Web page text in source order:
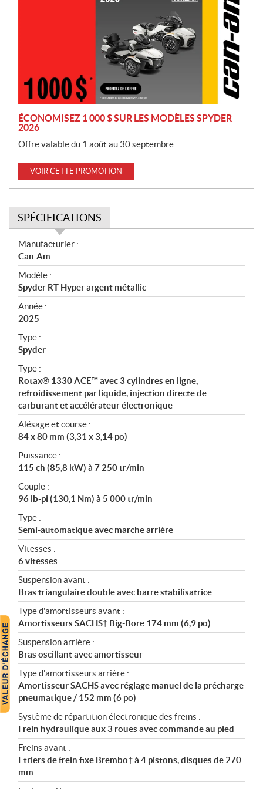
n
ÉCONOMISEZ 1 000 $ SUR LES MODÈLES SPYDER
2026
Offre valable du 1 août au 30 septembre.
VOIR CETTE PROMOTION
SPÉCIFICATIONS
S
p
é
c
i
f
i
c
a
t
i
o
n
s
Manufacturier :
Can-Am
Modèle :
Spyder RT Hyper argent métallic
Année :
2025
Type :
Spyder
Type :
Rotax® 1330 ACE™ avec 3 cylindres en ligne,
refroidissement par liquide, injection directe de
carburant et accélérateur électronique
Alésage et course :
84 x 80 mm (3,31 x 3,14 po)
Puissance :
115 ch (85,8 kW) à 7 250 tr/min
Couple :
96 lb-pi (130,1 Nm) à 5 000 tr/min
Type :
Semi-automatique avec marche arrière
Vitesses :
6 vitesses
Suspension avant :
Bras triangulaire double avec barre stabilisatrice
Type d'amortisseurs avant :
Amortisseurs SACHS† Big-Bore 174 mm (6,9 po)
Suspension arrière :
Bras oscillant avec amortisseur
Type d'amortisseurs arrière :
Amortisseur SACHS avec réglage manuel de la précharge
pneumatique / 152 mm (6 po)
Système de répartition électronique des freins :
Frein hydraulique aux 3 roues avec commande au pied
Freins avant :
Étriers de frein fixe Brembo† à 4 pistons, disques de 270
mm